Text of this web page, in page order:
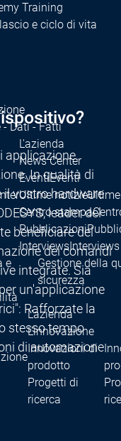
Training
e ciclo di vita
- Dati - Fatti
L'azienda
News Center
EventiEventi
Ultime notizie
Centro stampa
Pubblicazioni
InterviewsInterviews
e
Gestione della
sicurezza
L'azienda
L'innovazione
Innovazioni di
prodotto
Progetti di
ricerca
applicazione.
In qualità di
vostro hardware
leader del
beneficiare del
dei comandi
integrate. Sia
un'applicazione
Rafforzate la
stesso tempo
di automazione